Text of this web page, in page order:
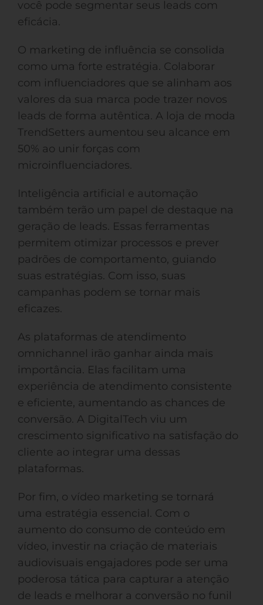
você pode segmentar seus leads com
eficácia.
O marketing de influência se consolida
como uma forte estratégia. Colaborar
com influenciadores que se alinham aos
valores da sua marca pode trazer novos
leads de forma autêntica. A loja de moda
TrendSetters aumentou seu alcance em
50% ao unir forças com
microinfluenciadores.
Inteligência artificial e automação
também terão um papel de destaque na
geração de leads. Essas ferramentas
permitem otimizar processos e prever
padrões de comportamento, guiando
suas estratégias. Com isso, suas
campanhas podem se tornar mais
eficazes.
As plataformas de atendimento
omnichannel irão ganhar ainda mais
importância. Elas facilitam uma
experiência de atendimento consistente
e eficiente, aumentando as chances de
conversão. A DigitalTech viu um
crescimento significativo na satisfação do
cliente ao integrar uma dessas
plataformas.
Por fim, o vídeo marketing se tornará
uma estratégia essencial. Com o
aumento do consumo de conteúdo em
vídeo, investir na criação de materiais
audiovisuais engajadores pode ser uma
poderosa tática para capturar a atenção
de leads e melhorar a conversão no funil